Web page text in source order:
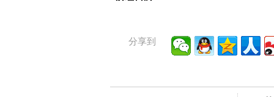
分享到